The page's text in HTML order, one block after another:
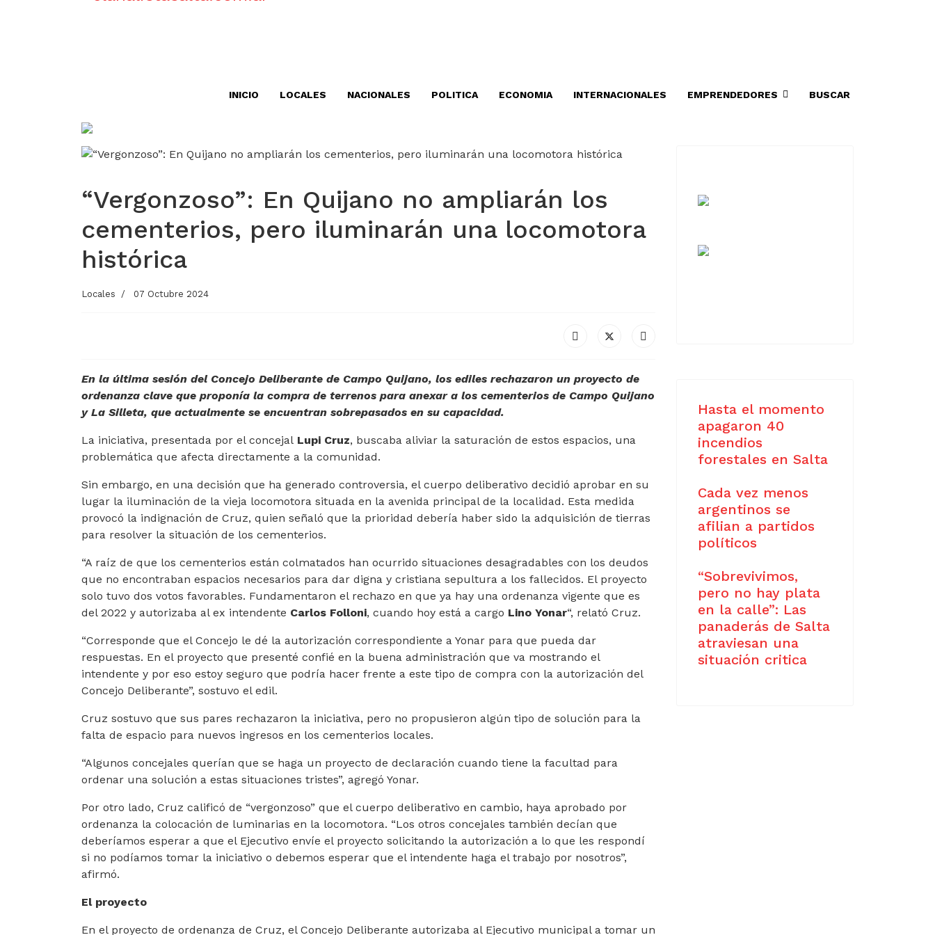
INICIO LOCALES NACIONALES POLITICA ECONOMIA INTERNACIONALES EMPRENDEDORES BUSCAR
“Vergonzoso”: En Quijano no ampliarán los
cementerios, pero iluminarán una locomotora
histórica
Locales 07 Octubre 2024
En la última sesión del Concejo Deliberante de Campo Quijano, los ediles rechazaron un proyecto de
ordenanza clave que proponía la compra de terrenos para anexar a los cementerios de Campo Quijano
y La Silleta, que actualmente se encuentran sobrepasados en su capacidad.
La iniciativa, presentada por el concejal Lupi Cruz, buscaba aliviar la saturación de estos espacios, una
problemática que afecta directamente a la comunidad.
Sin embargo, en una decisión que ha generado controversia, el cuerpo deliberativo decidió aprobar en su
lugar la iluminación de la vieja locomotora situada en la avenida principal de la localidad. Esta medida
provocó la indignación de Cruz, quien señaló que la prioridad debería haber sido la adquisición de tierras
para resolver la situación de los cementerios.
“A raíz de que los cementerios están colmatados han ocurrido situaciones desagradables con los deudos
que no encontraban espacios necesarios para dar digna y cristiana sepultura a los fallecidos. El proyecto
solo tuvo dos votos favorables. Fundamentaron el rechazo en que ya hay una ordenanza vigente que es
del 2022 y autorizaba al ex intendente Carlos Folloni, cuando hoy está a cargo Lino Yonar“, relató Cruz.
“Corresponde que el Concejo le dé la autorización correspondiente a Yonar para que pueda dar
respuestas. En el proyecto que presenté confié en la buena administración que va mostrando el
intendente y por eso estoy seguro que podría hacer frente a este tipo de compra con la autorización del
Concejo Deliberante”, sostuvo el edil.
Cruz sostuvo que sus pares rechazaron la iniciativa, pero no propusieron algún tipo de solución para la
falta de espacio para nuevos ingresos en los cementerios locales.
“Algunos concejales querían que se haga un proyecto de declaración cuando tiene la facultad para
ordenar una solución a estas situaciones tristes”, agregó Yonar.
Por otro lado, Cruz calificó de “vergonzoso” que el cuerpo deliberativo en cambio, haya aprobado por
ordenanza la colocación de luminarias en la locomotora. “Los otros concejales también decían que
deberíamos esperar a que el Ejecutivo envíe el proyecto solicitando la autorización a lo que les respondí
si no podíamos tomar la iniciativo o debemos esperar que el intendente haga el trabajo por nosotros”,
afirmó.
El proyecto
En el proyecto de ordenanza de Cruz, el Concejo Deliberante autorizaba al Ejecutivo municipal a tomar un
Hasta el momento
apagaron 40
incendios
forestales en Salta
Cada vez menos
argentinos se
afilian a partidos
políticos
“Sobrevivimos,
pero no hay plata
en la calle”: Las
panaderás de Salta
atraviesan una
situación critica